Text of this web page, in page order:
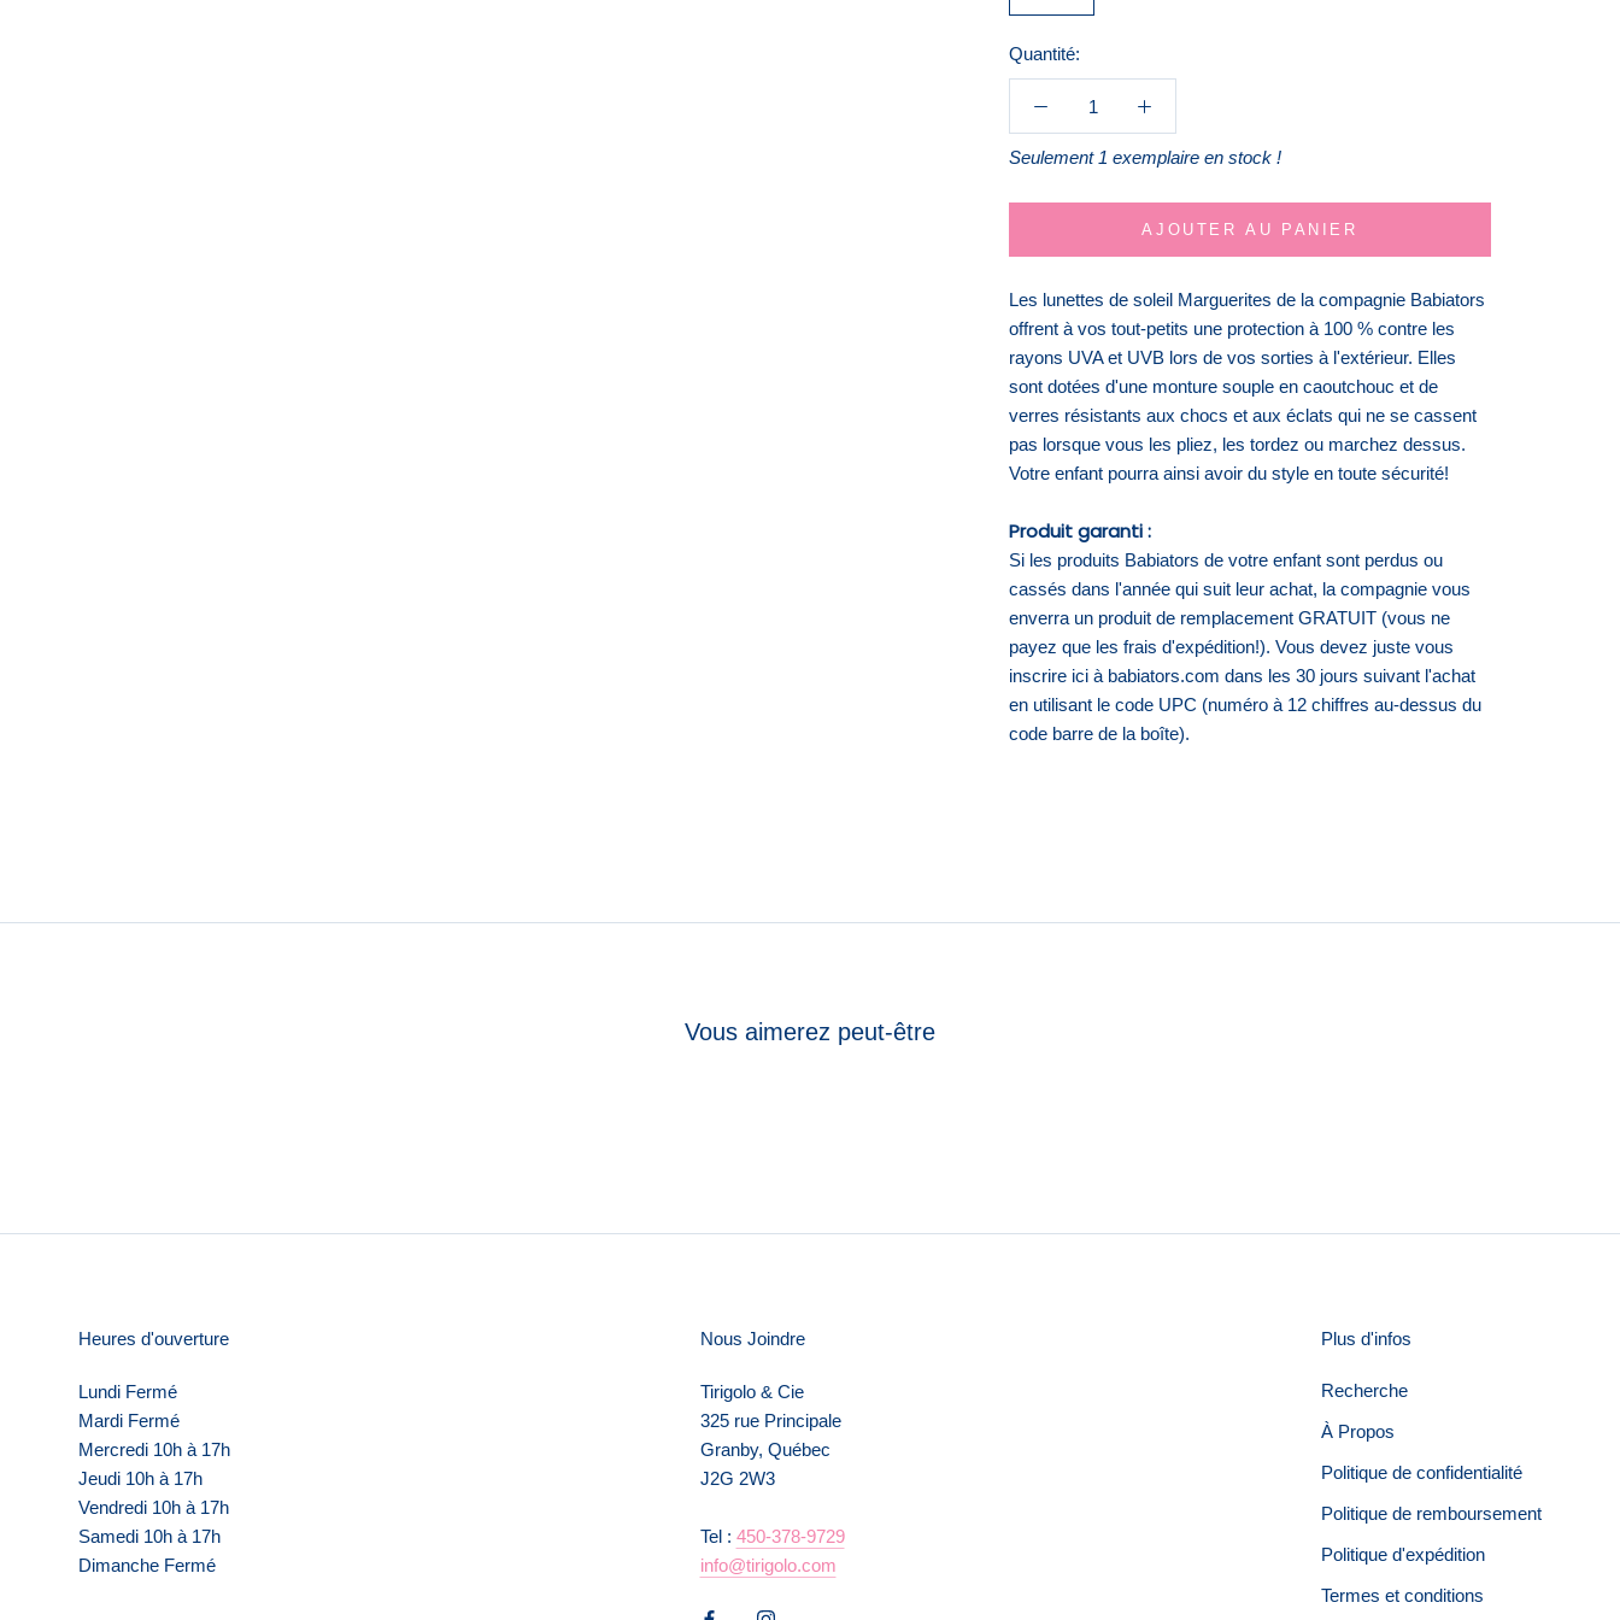
Quantité:
Seulement 1 exemplaire en stock !
AJOUTER AU PANIER
Les lunettes de soleil Marguerites de la compagnie Babiators
offrent à vos tout-petits une protection à 100 % contre les
rayons UVA et UVB lors de vos sorties à l'extérieur. Elles
sont dotées d'une monture souple en caoutchouc et de
verres résistants aux chocs et aux éclats qui ne se cassent
pas lorsque vous les pliez, les tordez ou marchez dessus.
Votre enfant pourra ainsi avoir du style en toute sécurité!
Produit garanti :
Si les produits Babiators de votre enfant sont perdus ou
cassés dans l'année qui suit leur achat, la compagnie vous
enverra un produit de remplacement GRATUIT (vous ne
payez que les frais d'expédition!). Vous devez juste vous
inscrire ici à babiators.com dans les 30 jours suivant l'achat
en utilisant le code UPC (numéro à 12 chiffres au-dessus du
code barre de la boîte).
Vous aimerez peut-être
Heures d'ouverture
Lundi Fermé
Mardi Fermé
Mercredi 10h à 17h
Jeudi 10h à 17h
Vendredi 10h à 17h
Samedi 10h à 17h
Dimanche Fermé
Nous Joindre
Tirigolo & Cie
325 rue Principale
Granby, Québec
J2G 2W3
Tel : 450-378-9729
info@tirigolo.com
Plus d'infos
Recherche
À Propos
Politique de confidentialité
Politique de remboursement
Politique d'expédition
Termes et conditions